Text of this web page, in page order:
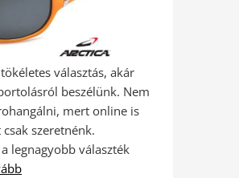
választás, akár
beszélünk. Nem
mert online is
szeretnénk.
legnagyobb választék